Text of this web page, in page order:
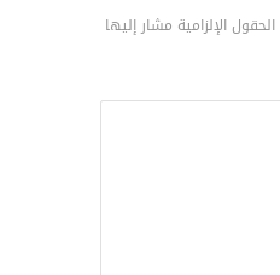
الحقول الإلزامية مشار إليها